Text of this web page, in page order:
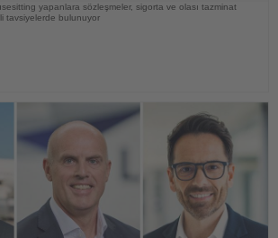
yapanlara sözleşmeler, sigorta ve olası tazminat
tavsiyelerde bulunuyor